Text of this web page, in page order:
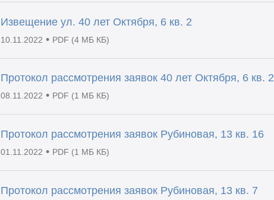
Извещение ул. 40 лет Октября, 6 кв. 2
10.11.2022 • PDF (4 МБ КБ)
Протокол рассмотрения заявок 40 лет Октября, 6 кв. 2
08.11.2022 • PDF (1 МБ КБ)
Протокол рассмотрения заявок Рубиновая, 13 кв. 16
01.11.2022 • PDF (1 МБ КБ)
Протокол рассмотрения заявок Рубиновая, 13 кв. 7